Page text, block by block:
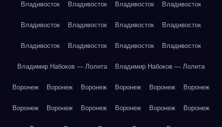
Владивосток Владивосток Владивосток Владивосток
Владивосток Владивосток Владивосток Владивосток
Владивосток Владивосток Владивосток Владивосток
Владимир Набоков — Лолита Владимир Набоков — Лолита
Воронеж Воронеж Воронеж Воронеж Воронеж Воронеж
Воронеж Воронеж Воронеж Воронеж Воронеж Воронеж